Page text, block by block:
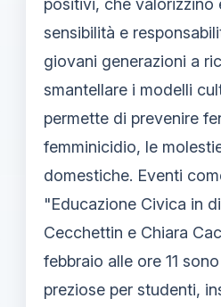
sensibilità e
giovani generazioni a
smantellare i modelli
permette di prevenire
femminicidio, le
domestiche. Eventi
"Educazione Civica in
Cecchettin e Chiara
febbraio alle ore 11
preziose per studenti,